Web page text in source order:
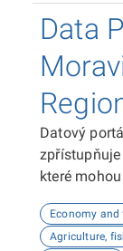
roku 2050,
Evropu
Fit for 55.
Data
Datový
které
plánovat,
zde najdou
Economy and
Agriculture,